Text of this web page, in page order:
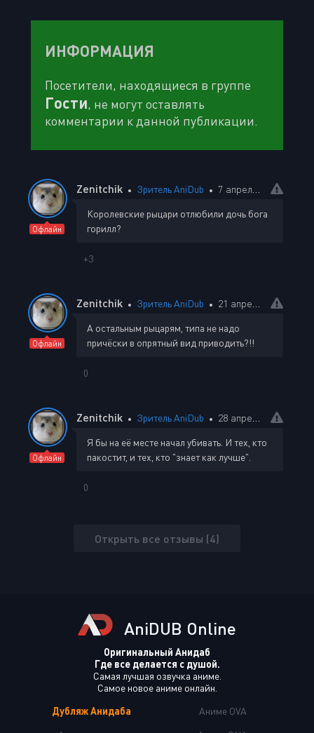
ИНФОРМАЦИЯ
Посетители, находящиеся в группе
Гости, не могут оставлять
комментарии к данной публикации.
Офлайн
Zenitchik Зритель AniDub 7 апреля 2025 11:06
Королевские рыцари отлюбили дочь бога
горилл?
+3
Офлайн
Zenitchik Зритель AniDub 21 апреля 2025 20:27
А остальным рыцарям, типа не надо
причёски в опрятный вид приводить?!!
0
Офлайн
Zenitchik Зритель AniDub 28 апреля 2025 00:24
Я бы на её месте начал убивать. И тех, кто
пакостит, и тех, кто "знает как лучше".
0
Открыть все отзывы (4)
AniDUB Online
Оригинальный Анидаб
Где все делается с душой.
Самая лучшая озвучка аниме.
Самое новое аниме онлайн.
Дубляж Анидаба
Аниме OVA